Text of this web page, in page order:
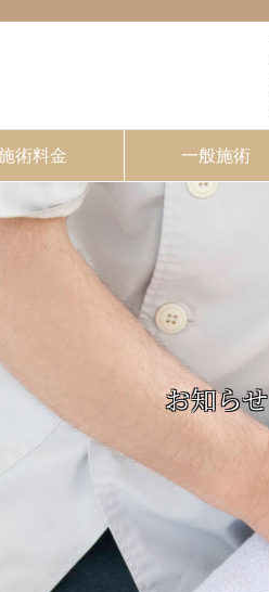
術料金 一般施術
お知らせ